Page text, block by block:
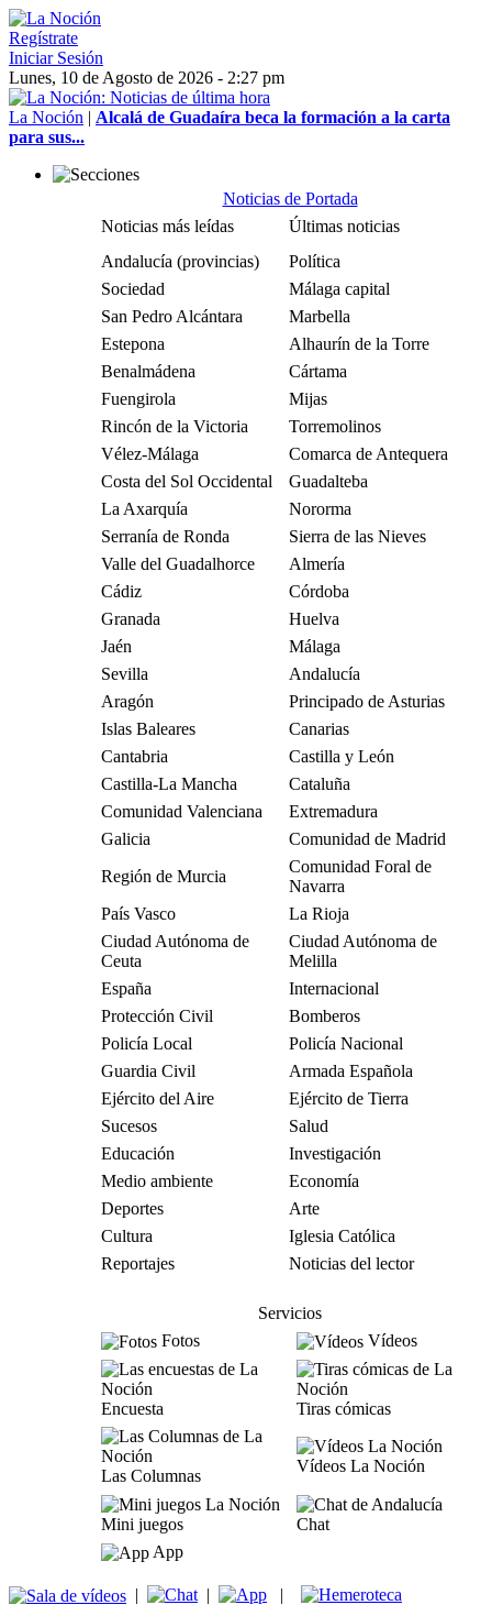
Regístrate
Iniciar Sesión
Lunes, 10 de Agosto de 2026 - 2:27 pm
La Noción | Alcalá de Guadaíra beca la formación a la carta
para sus...
Noticias de Portada
Noticias más leídas
Últimas noticias
Andalucía (provincias)
Política
Sociedad
Málaga capital
San Pedro Alcántara
Marbella
Estepona
Alhaurín de la Torre
Benalmádena
Cártama
Fuengirola
Mijas
Rincón de la Victoria
Torremolinos
Vélez-Málaga
Comarca de Antequera
Costa del Sol Occidental
Guadalteba
La Axarquía
Nororma
Serranía de Ronda
Sierra de las Nieves
Valle del Guadalhorce
Almería
Cádiz
Córdoba
Granada
Huelva
Jaén
Málaga
Sevilla
Andalucía
Aragón
Principado de Asturias
Islas Baleares
Canarias
Cantabria
Castilla y León
Castilla-La Mancha
Cataluña
Comunidad Valenciana
Extremadura
Galicia
Comunidad de Madrid
Región de Murcia
Comunidad Foral de
Navarra
País Vasco
La Rioja
Ciudad Autónoma de
Ceuta
Ciudad Autónoma de
Melilla
España
Internacional
Protección Civil
Bomberos
Policía Local
Policía Nacional
Guardia Civil
Armada Española
Ejército del Aire
Ejército de Tierra
Sucesos
Salud
Educación
Investigación
Medio ambiente
Economía
Deportes
Arte
Cultura
Iglesia Católica
Reportajes
Noticias del lector
Servicios
Fotos
Vídeos
Encuesta Tiras cómicas
Las Columnas
Vídeos La Noción
Mini juegos
Chat
App
| | |